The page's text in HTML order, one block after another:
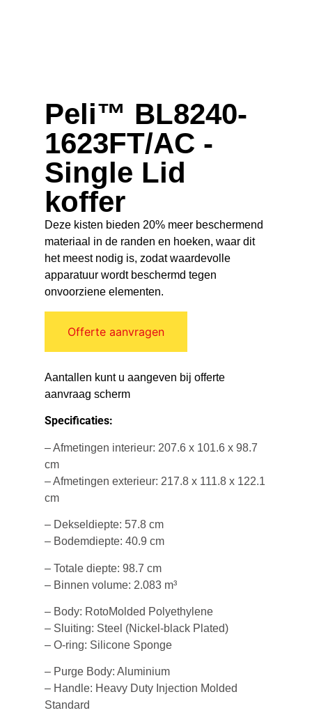
Peli™ BL8240-
1623FT/AC -
Single Lid
koffer
Deze kisten bieden 20% meer beschermend
materiaal in de randen en hoeken, waar dit
het meest nodig is, zodat waardevolle
apparatuur wordt beschermd tegen
onvoorziene elementen.
Offerte aanvragen
Aantallen kunt u aangeven bij offerte
aanvraag scherm
Specificaties:
– Afmetingen interieur: 207.6 x 101.6 x 98.7
cm
– Afmetingen exterieur: 217.8 x 111.8 x 122.1
cm
– Dekseldiepte: 57.8 cm
– Bodemdiepte: 40.9 cm
– Totale diepte: 98.7 cm
– Binnen volume: 2.083 m³
– Body: RotoMolded Polyethylene
– Sluiting: Steel (Nickel-black Plated)
– O-ring: Silicone Sponge
– Purge Body: Aluminium
– Handle: Heavy Duty Injection Molded
Standard